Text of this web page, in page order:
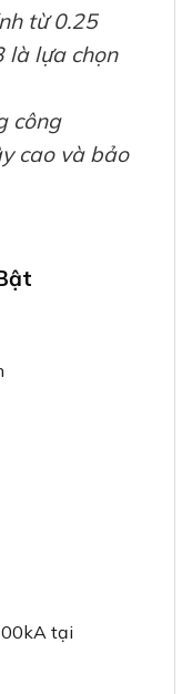
từ 0.25
là lựa chọn
công
cao và bảo
tại